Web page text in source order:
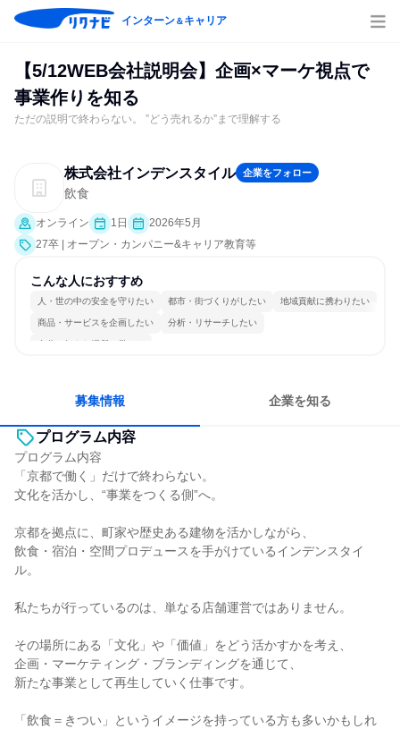
インターン＆キャリア
【5/12WEB会社説明会】企画×マーケ視点で
事業作りを知る
ただの説明で終わらない。 ”どう売れるか”まで理解する
株式会社インデンスタイル 企業をフォロー
飲食
オンライン 1日
2026年5月
27卒 | オープン・カンパニー&キャリア教育等
こんな人におすすめ
人・世の中の安全を守りたい 都市・街づくりがしたい 地域貢献に携わりたい
商品・サービスを企画したい 分析・リサーチしたい
自分の好きな場所で働ける
募集情報 企業を知る
プログラム内容
プログラム内容
「京都で働く」だけで終わらない。
文化を活かし、“事業をつくる側”へ。
京都を拠点に、町家や歴史ある建物を活かしながら、
飲食・宿泊・空間プロデュースを手がけているインデンスタイ
ル。
私たちが行っているのは、単なる店舗運営ではありません。
その場所にある「文化」や「価値」をどう活かすかを考え、
企画・マーケティング・ブランディングを通じて、
新たな事業として再生していく仕事です。
「飲食＝きつい」というイメージを持っている方も多いかもしれ